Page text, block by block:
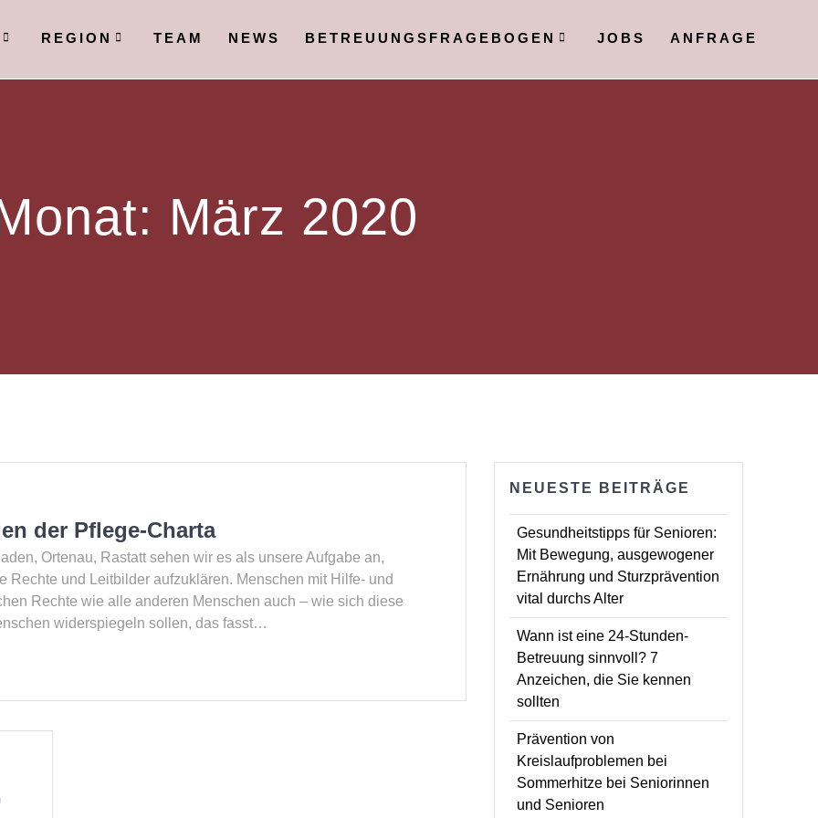
REGION TEAM NEWS BETREUUNGSFRAGEBOGEN JOBS ANFRAGE
März 2020
der Pflege-Charta
Ortenau, Rastatt sehen wir es als unsere Aufgabe an,
Rechte und Leitbilder aufzuklären. Menschen mit Hilfe- und
Rechte wie alle anderen Menschen auch – wie sich diese
widerspiegeln sollen, das fasst…
NEUESTE BEITRÄGE
Gesundheitstipps für Senioren:
Mit Bewegung, ausgewogener
Ernährung und Sturzprävention
vital durchs Alter
Wann ist eine 24-Stunden-
Betreuung sinnvoll? 7
Anzeichen, die Sie kennen
sollten
Prävention von
Kreislaufproblemen bei
Sommerhitze bei Seniorinnen
und Senioren